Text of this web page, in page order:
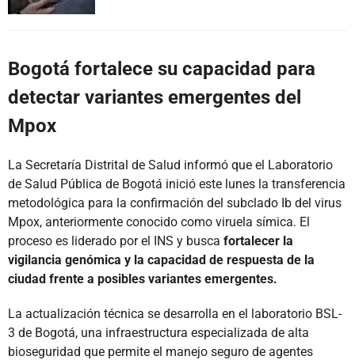
Bogotá fortalece su capacidad para
detectar variantes emergentes del
Mpox
La Secretaría Distrital de Salud informó que el Laboratorio
de Salud Pública de Bogotá inició este lunes la transferencia
metodológica para la confirmación del subclado Ib del virus
Mpox, anteriormente conocido como viruela símica. El
proceso es liderado por el INS y busca fortalecer la
vigilancia genómica y la capacidad de respuesta de la
ciudad frente a posibles variantes emergentes.
La actualización técnica se desarrolla en el laboratorio BSL-
3 de Bogotá, una infraestructura especializada de alta
bioseguridad que permite el manejo seguro de agentes